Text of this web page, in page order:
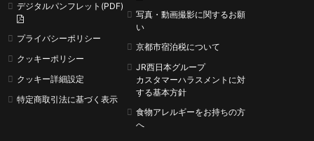
デジタルパンフレット(PDF)
プライバシーポリシー
クッキーポリシー
クッキー詳細設定
特定商取引法に基づく表示
写真・動画撮影に関するお願
い
京都市宿泊税について
JR西日本グループ
カスタマーハラスメントに対
する基本方針
食物アレルギーをお持ちの方
へ